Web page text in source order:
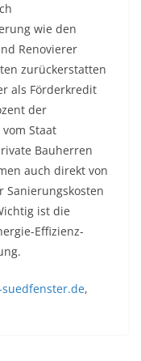
wie den
Renovierer
zurückerstatten
als Förderkredit
der
Staat
Bauherren
auch direkt von
Sanierungskosten
ist die
Effizienz-
,